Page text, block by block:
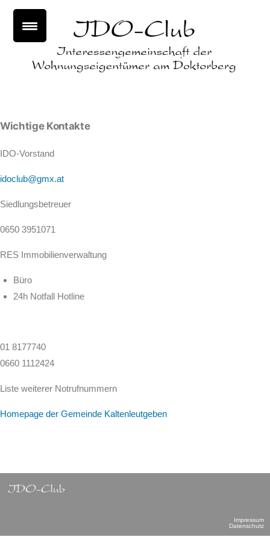
Wichtige Kontakte
IDO-Vorstand
idoclub@gmx.at
Siedlungsbetreuer
0650 3951071
RES Immobilienverwaltung
Büro
24h Notfall Hotline
01 8177740
0660 1112424
Liste weiterer Notrufnummern
Homepage der Gemeinde Kaltenleutgeben
Impressum
Datenschutz